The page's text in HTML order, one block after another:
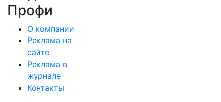
Профи
О компании
Реклама на
сайте
Реклама в
журнале
Контакты